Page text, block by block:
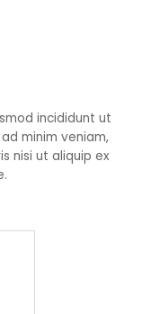
incididunt ut
minim veniam,
nisi ut aliquip ex